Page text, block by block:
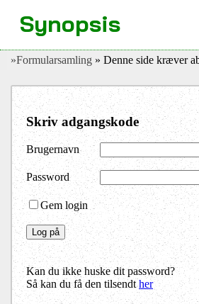
»Formularsamling » Denne side kræver
Skriv adgangskode
Brugernavn
Password
Gem login
Kan du ikke huske dit password?
Så kan du få den tilsendther
Synopsis